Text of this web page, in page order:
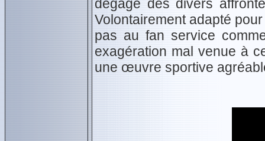
dégage des divers
Volontairement adapté
pas au fan service
exagération mal venue à
une œuvre sportive